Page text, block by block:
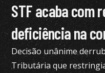
STF acaba com
deficiência na
Decisão unânime
Tributária que